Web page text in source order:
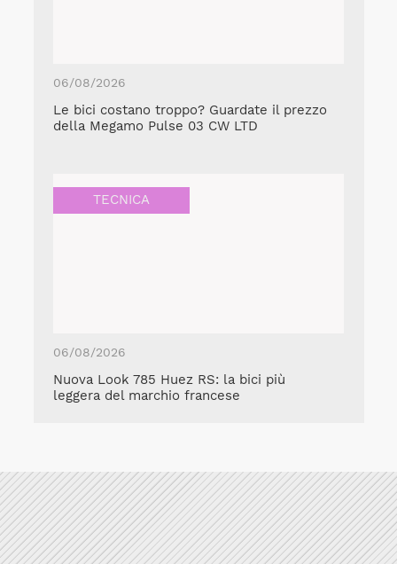
06/08/2026
Le bici costano troppo? Guardate il prezzo
della Megamo Pulse 03 CW LTD
TECNICA
06/08/2026
Nuova Look 785 Huez RS: la bici più
leggera del marchio francese